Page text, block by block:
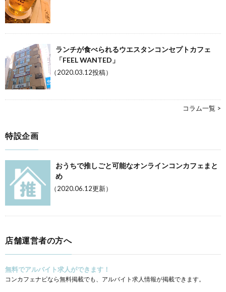
ランチが食べられるウエスタンコンセプトカフェ
「FEEL WANTED」
（2020.03.12投稿）
コラム一覧 >
特設企画
おうちで推しごと可能なオンラインコンカフェまと
め
（2020.06.12更新）
店舗運営者の方へ
無料でアルバイト求人ができます！
コンカフェナビなら無料掲載でも、アルバイト求人情報が掲載できます。